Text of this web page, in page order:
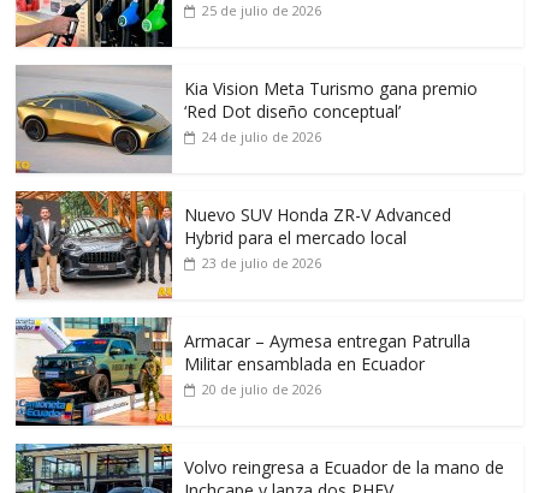
25 de julio de 2026
Kia Vision Meta Turismo gana premio
‘Red Dot diseño conceptual’
24 de julio de 2026
Nuevo SUV Honda ZR-V Advanced
Hybrid para el mercado local
23 de julio de 2026
Armacar – Aymesa entregan Patrulla
Militar ensamblada en Ecuador
20 de julio de 2026
Volvo reingresa a Ecuador de la mano de